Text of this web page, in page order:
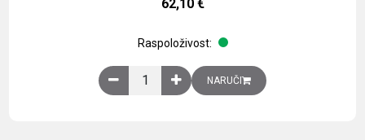
62,10 €
Raspoloživost:
Obična montažna ploča V1000xŠ800mm,
NARUČI